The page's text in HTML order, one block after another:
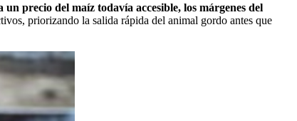
precio del maíz todavía accesible, los márgenes del
priorizando la salida rápida del animal gordo antes que